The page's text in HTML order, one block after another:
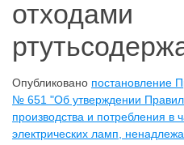
отходами
Опубликовано постановление
№ 651 "Об утверждении
производства и потребления в
электрических ламп,